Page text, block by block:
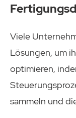
Viele
Lösungen, um
optimieren,
sammeln und